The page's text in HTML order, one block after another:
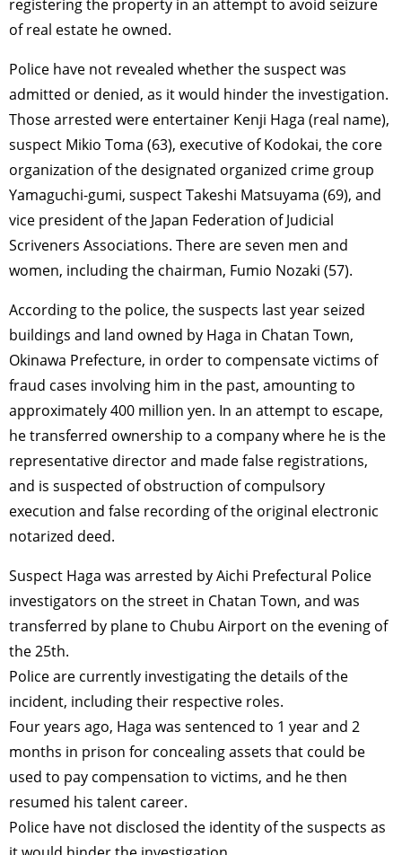
registering the property in an attempt to avoid seizure
of real estate he owned.
Police have not revealed whether the suspect was
admitted or denied, as it would hinder the investigation.
Those arrested were entertainer Kenji Haga (real name),
suspect Mikio Toma (63), executive of Kodokai, the core
organization of the designated organized crime group
Yamaguchi-gumi, suspect Takeshi Matsuyama (69), and
vice president of the Japan Federation of Judicial
Scriveners Associations. There are seven men and
women, including the chairman, Fumio Nozaki (57).
According to the police, the suspects last year seized
buildings and land owned by Haga in Chatan Town,
Okinawa Prefecture, in order to compensate victims of
fraud cases involving him in the past, amounting to
approximately 400 million yen. In an attempt to escape,
he transferred ownership to a company where he is the
representative director and made false registrations,
and is suspected of obstruction of compulsory
execution and false recording of the original electronic
notarized deed.
Suspect Haga was arrested by Aichi Prefectural Police
investigators on the street in Chatan Town, and was
transferred by plane to Chubu Airport on the evening of
the 25th.
Police are currently investigating the details of the
incident, including their respective roles.
Four years ago, Haga was sentenced to 1 year and 2
months in prison for concealing assets that could be
used to pay compensation to victims, and he then
resumed his talent career.
Police have not disclosed the identity of the suspects as